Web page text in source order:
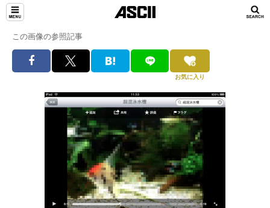
この画像の参照記事
お気に入り